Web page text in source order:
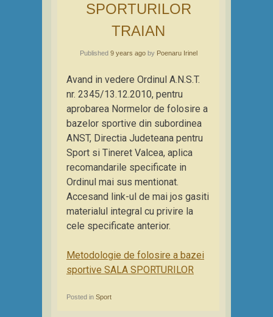
SPORTURILOR
TRAIAN
Published 9 years agoby Poenaru Irinel
Avand in vedere Ordinul A.N.S.T.
nr. 2345/13.12.2010, pentru
aprobarea Normelor de folosire a
bazelor sportive din subordinea
ANST, Directia Judeteana pentru
Sport si Tineret Valcea, aplica
recomandarile specificate in
Ordinul mai sus mentionat.
Accesand link-ul de mai jos gasiti
materialul integral cu privire la
cele specificate anterior.
Metodologie de folosire a bazei
sportive SALA SPORTURILOR
Posted in Sport